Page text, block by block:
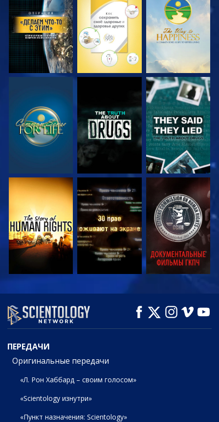
СМОТРЕТЬ СМОТРЕТЬ СМОТРЕТЬ
СМОТРЕТЬ СМОТРЕТЬ СМОТРЕТЬ
СМОТРЕТЬ СМОТРЕТЬ СМОТРЕТЬ
СМОТРЕТЬ СМОТРЕТЬ
СМОТРЕТЬ
ПЕРЕДАЧИ
ПЕРЕДАЧИ
Оригинальные передачи
«Л. Рон Хаббард – своим голосом»
«Scientology изнутри»
«Пункт назначения: Scientology»